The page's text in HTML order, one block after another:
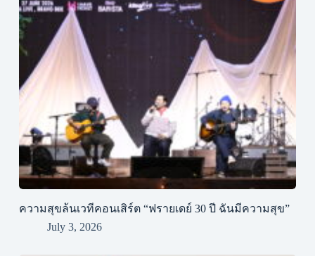
ความสุขล้นเวทีคอนเสิร์ต “ฟรายเดย์ 30 ปี ฉันมีความสุข”
July 3, 2026